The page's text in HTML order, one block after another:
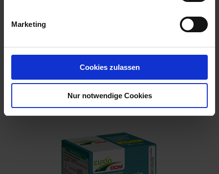
Marketing
Cookies zulassen
Nur notwendige Cookies
Manna Bio Tomatendünger 1 kg
Artikel-Nr.: 7002226-01